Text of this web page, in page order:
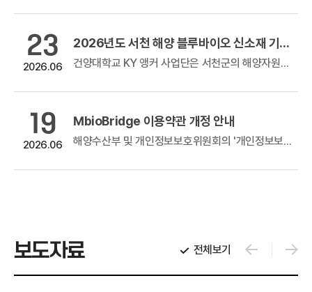
지원)
23
2026.06
2026년도 서천 해양 블루바이오 신소재 기반 관련 기술지원 및 해외진출 등 사업화 지원사업 공고
건양대학교 KY 앵커 사업단은 서천군의 해양자원과 블루바이오 잠재력을 활용, 블루바이오 융합 신산업 발굴 및 육성 추진을 위해 지역 산업의 실제...
19
2026.06
MbioBridge 이용약관 개정 안내
해양수산부 및 개인정보보호위원회의 '개인정보보호 강화를 위한 인터넷망 개인정보처리시스템 이용약관 개정 지침'에 따라, 안전성이 확보되지 않은 자...
보도자료 전체보기